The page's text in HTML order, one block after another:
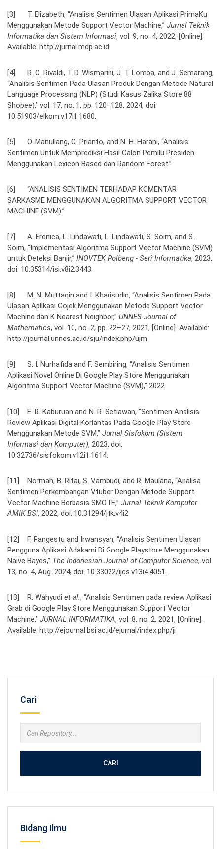
[3] T. Elizabeth, “Analisis Sentimen Ulasan Aplikasi PrimaKu
Menggunakan Metode Support Vector Machine,” Jurnal Teknik
Informatika dan Sistem Informasi, vol. 9, no. 4, 2022, [Online].
Available: http://jurnal.mdp.ac.id
[4] R. C. Rivaldi, T. D. Wismarini, J. T. Lomba, and J. Semarang,
“Analisis Sentimen Pada Ulasan Produk Dengan Metode Natural
Language Processing (NLP) (Studi Kasus Zalika Store 88
Shopee),” vol. 17, no. 1, pp. 120–128, 2024, doi:
10.51903/elkom.v17i1.1680.
[5] O. Manullang, C. Prianto, and N. H. Harani, “Analisis
Sentimen Untuk Memprediksi Hasil Calon Pemilu Presiden
Menggunakan Lexicon Based dan Random Forest.”
[6] “ANALISIS SENTIMEN TERHADAP KOMENTAR
SARKASME MENGGUNAKAN ALGORITMA SUPPORT VECTOR
MACHINE (SVM).”
[7] A. Frenica, L. Lindawati, L. Lindawati, S. Soim, and S.
Soim, “Implementasi Algoritma Support Vector Machine (SVM)
untuk Deteksi Banjir,” INOVTEK Polbeng - Seri Informatika, 2023,
doi: 10.35314/isi.v8i2.3443.
[8] M. N. Muttaqin and I. Kharisudin, “Analisis Sentimen Pada
Ulasan Aplikasi Gojek Menggunakan Metode Support Vector
Machine dan K Nearest Neighbor,” UNNES Journal of
Mathematics, vol. 10, no. 2, pp. 22–27, 2021, [Online]. Available:
http://journal.unnes.ac.id/sju/index.php/ujm
[9] S. I. Nurhafida and F. Sembiring, “Analisis Sentimen
Aplikasi Novel Online Di Google Play Store Menggunakan
Algoritma Support Vector Machine (SVM),” 2022.
[10] E. R. Kaburuan and N. R. Setiawan, “Sentimen Analisis
Review Aplikasi Digital Korlantas Pada Google Play Store
Menggunakan Metode SVM,” Jurnal Sisfokom (Sistem
Informasi dan Komputer), 2023, doi:
10.32736/sisfokom.v12i1.1614.
[11] Normah, B. Rifai, S. Vambudi, and R. Maulana, “Analisa
Sentimen Perkembangan Vtuber Dengan Metode Support
Vector Machine Berbasis SMOTE,” Jurnal Teknik Komputer
AMIK BSI, 2022, doi: 10.31294/jtk.v4i2.
[12] F. Pangestu and Irwansyah, “Analisis Sentimen Ulasan
Pengguna Aplikasi Adakami Di Google Playstore Menggunakan
Naive Bayes,” The Indonesian Journal of Computer Science, vol.
13, no. 4, Aug. 2024, doi: 10.33022/ijcs.v13i4.4051.
[13] R. Wahyudi et al., “Analisis Sentimen pada review Aplikasi
Grab di Google Play Store Menggunakan Support Vector
Machine,” JURNAL INFORMATIKA, vol. 8, no. 2, 2021, [Online].
Available: http://ejournal.bsi.ac.id/ejurnal/index.php/ji
Cari
CARI
Bidang Ilmu